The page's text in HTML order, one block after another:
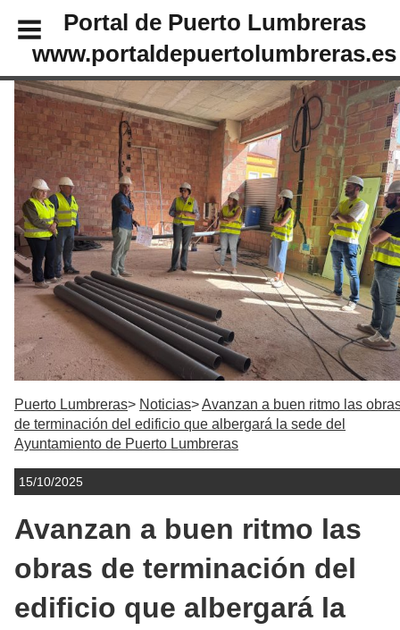
Portal de Puerto Lumbreras
www.portaldepuertolumbreras.es
Puerto Lumbreras Noticias
Avanzan a buen ritmo las
de terminación del edificio que albergará la sede del
Ayuntamiento de Puerto Lumbreras
15/10/2025
Avanzan a buen ritmo las
obras de terminación del
edificio que albergará la